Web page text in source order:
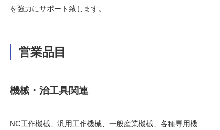
を強力にサポート致します。
営業品目
機械・治工具関連
NC工作機械、汎用工作機械、一般産業機械、各種専用機